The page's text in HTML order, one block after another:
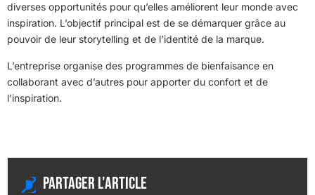
diverses opportunités pour qu’elles améliorent leur monde avec
inspiration. L’objectif principal est de se démarquer grâce au
pouvoir de leur storytelling et de l’identité de la marque.
L’entreprise organise des programmes de bienfaisance en
collaborant avec d’autres pour apporter du confort et de
l’inspiration.
Partager l'article